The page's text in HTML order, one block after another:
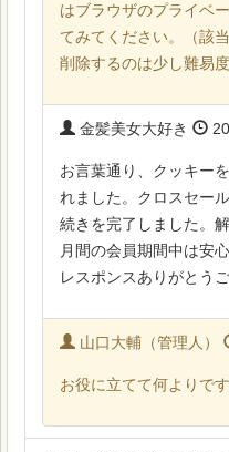
はブラウザのプライベ
てみてください。（該
削除するのは少し難易
金髪美女大好き
お言葉通り、クッキー
れました。クロスセー
続きを完了しました。
月間の会員期間中は安
レスポンスありがとう
山口大輔（管理人）
お役に立てて何よりで